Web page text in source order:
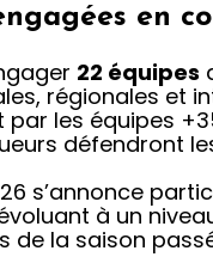
par
au cœur du
club
en
22 équipes
régionales et
par les équipes
défendront
s’annonce
à un
de la saison